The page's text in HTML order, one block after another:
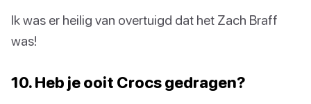
Ik was er heilig van overtuigd dat het Zach Braff
was!
10. Heb je ooit Crocs gedragen?